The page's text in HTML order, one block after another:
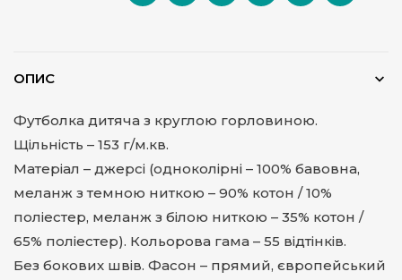
ОПИС
Футболка дитяча з круглою горловиною.
Щільність – 153 г/м.кв.
Матеріал – джерсі (одноколірні – 100% бавовна,
меланж з темною ниткою – 90% котон / 10%
поліестер, меланж з білою ниткою – 35% котон /
65% поліестер). Кольорова гама – 55 відтінків.
Без бокових швів. Фасон – прямий, європейський